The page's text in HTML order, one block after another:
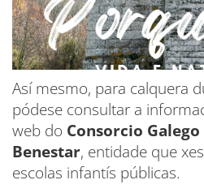
Así mesmo, para calquera
pódese consultar a
web do Consorcio
Benestar, entidade que
escolas infantís públicas.